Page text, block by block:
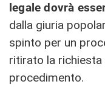
legale dovrà
dalla giuria
spinto per un
ritirato la richiesta
procedimento.